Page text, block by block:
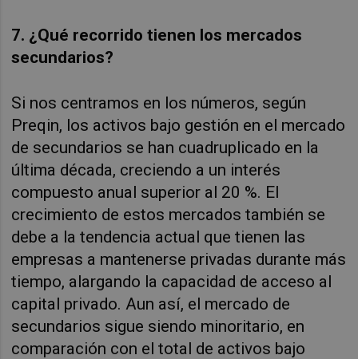
7. ¿Qué recorrido tienen los mercados
secundarios?
Si nos centramos en los números, según
Preqin, los activos bajo gestión en el mercado
de secundarios se han cuadruplicado en la
última década, creciendo a un interés
compuesto anual superior al 20 %. El
crecimiento de estos mercados también se
debe a la tendencia actual que tienen las
empresas a mantenerse privadas durante más
tiempo, alargando la capacidad de acceso al
capital privado. Aun así, el mercado de
secundarios sigue siendo minoritario, en
comparación con el total de activos bajo